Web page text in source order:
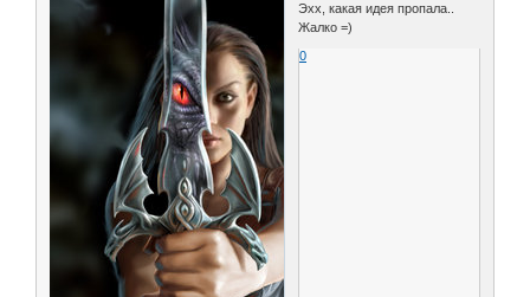
Эхх, какая идея пропала..
Жалко =)
0